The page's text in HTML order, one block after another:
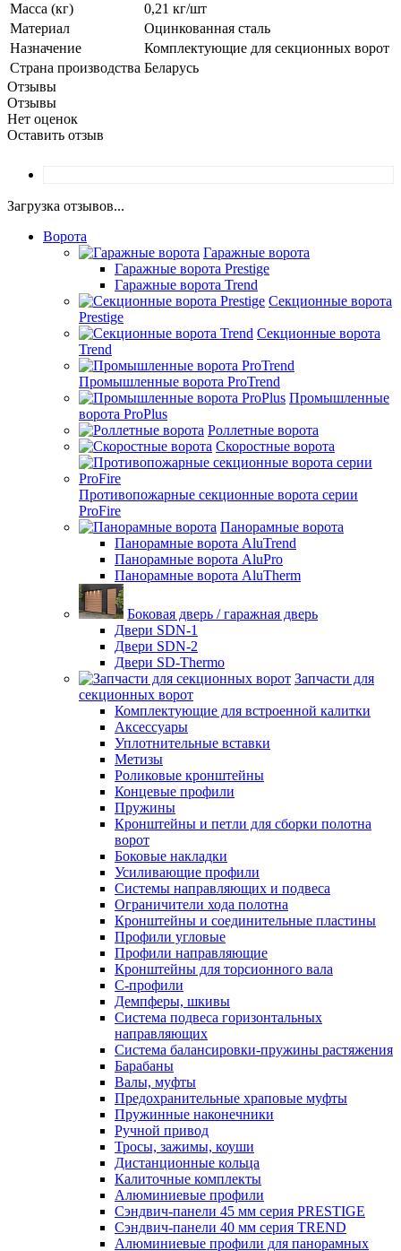
Масса (кг)
0,21 кг/шт
Материал
Оцинкованная сталь
Назначение
Комплектующие для секционных ворот
Страна производства Беларусь
Отзывы
Отзывы
Нет оценок
Оставить отзыв
Загрузка отзывов...
Ворота
Гаражные ворота
Гаражные ворота Prestige
Гаражные ворота Trend
Секционные ворота
Prestige
Секционные ворота
Trend
Промышленные ворота ProTrend
Промышленные
ворота ProPlus
Роллетные ворота
Скоростные ворота
Противопожарные секционные ворота серии
ProFire
Панорамные ворота
Панорамные ворота AluTrend
Панорамные ворота AluPro
Панорамные ворота AluTherm
Боковая дверь / гаражная дверь
Двери SDN-1
Двери SDN-2
Двери SD-Thermo
Запчасти для
секционных ворот
Комплектующие для встроенной калитки
Аксессуары
Уплотнительные вставки
Метизы
Роликовые кронштейны
Концевые профили
Пружины
Кронштейны и петли для сборки полотна
ворот
Боковые накладки
Усиливающие профили
Системы направляющих и подвеса
Ограничители хода полотна
Кронштейны и соединительные пластины
Профили угловые
Профили направляющие
Кронштейны для торсионного вала
С-профили
Демпферы, шкивы
Система подвеса горизонтальных
направляющих
Система балансировки-пружины растяжения
Барабаны
Валы, муфты
Предохранительные храповые муфты
Пружинные наконечники
Ручной привод
Тросы, зажимы, коуши
Дистанционные кольца
Калиточные комплекты
Алюминиевые профили
Сэндвич-панели 45 мм серия PRESTIGE
Сэндвич-панели 40 мм серия TREND
Алюминиевые профили для панорамных